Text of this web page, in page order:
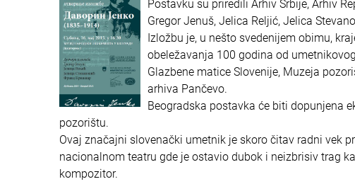
Postavku su priredili Arhiv Srbije, Arhiv
Gregor Jenuš, Jelica Reljić, Jelica
Izložbu je, u nešto svedenijem obimu,
obeležavanja 100 godina od
Glazbene matice Slovenije, Muzeja
arhiva Pančevo.
Beogradska postavka će biti dopunjena
pozorištu.
Ovaj značajni slovenački umetnik je skoro čitav radni vek
nacionalnom teatru gde je ostavio dubok i neizbrisiv trag
kompozitor.